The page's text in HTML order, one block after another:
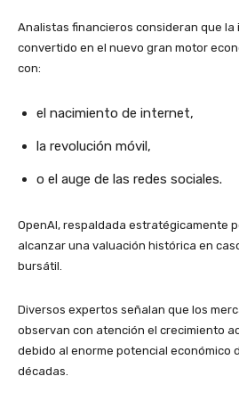
Analistas financieros consideran que
convertido en el nuevo gran motor
con:
el nacimiento de internet,
la revolución móvil,
o el auge de las redes sociales.
OpenAI, respaldada estratégicamente
alcanzar una valuación histórica en
bursátil.
Diversos expertos señalan que los
observan con atención el crecimiento
debido al enorme potencial económico
décadas.